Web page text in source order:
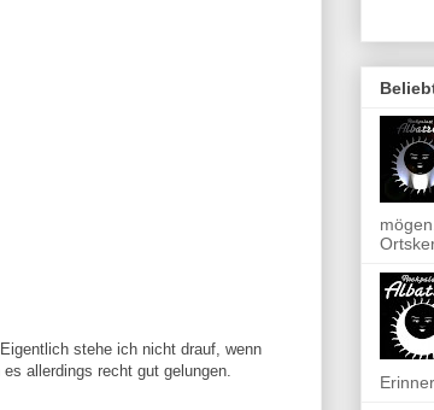
stehe ich nicht drauf, wenn
allerdings recht gut gelungen.